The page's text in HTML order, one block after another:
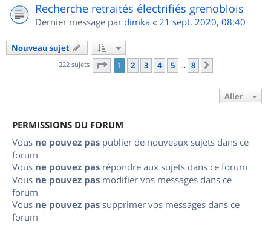
Recherche retraités électrifiés grenoblois
Dernier message par dimka « 21 sept. 2020, 08:40
Nouveau sujet
222 sujets Page 1sur
1 2 3 4 5 … 8
Aller
PERMISSIONS DU FORUM
Vous ne pouvez pas publier de nouveaux sujets dans ce
forum
Vous ne pouvez pas répondre aux sujets dans ce forum
Vous ne pouvez pas modifier vos messages dans ce
forum
Vous ne pouvez pas supprimer vos messages dans ce
forum